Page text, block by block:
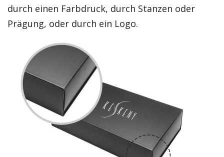
durch einen Farbdruck, durch Stanzen oder
Prägung, oder durch ein Logo.